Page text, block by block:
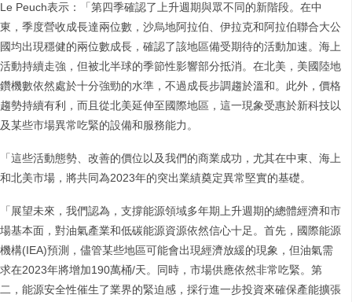
Le Peuch表示：「第四季確認了上升週期與眾不同的新階段。在中
東，季度營收成長達兩位數，沙烏地阿拉伯、伊拉克和阿拉伯聯合大公
國均出現穩健的兩位數成長，確認了該地區備受期待的活動加速。海上
活動持續走強，但被北半球的季節性影響部分抵消。在北美，美國陸地
鑽機數依然處於十分強勁的水準，不過成長步調趨於溫和。此外，價格
趨勢持續有利，而且從北美延伸至國際地區，這一現象受惠於新科技以
及某些市場異常吃緊的設備和服務能力。
「這些活動態勢、改善的價位以及我們的商業成功，尤其在中東、海上
和北美市場，將共同為2023年的突出業績奠定異常堅實的基礎。
「展望未來，我們認為，支撐能源領域多年期上升週期的總體經濟和市
場基本面，對油氣產業和低碳能源資源依然信心十足。首先，國際能源
機構(IEA)預測，儘管某些地區可能會出現經濟放緩的現象，但油氣需
求在2023年將增加190萬桶/天。同時，市場供應依然非常吃緊。第
二，能源安全性催生了業界的緊迫感，採行進一步投資來確保產能擴張